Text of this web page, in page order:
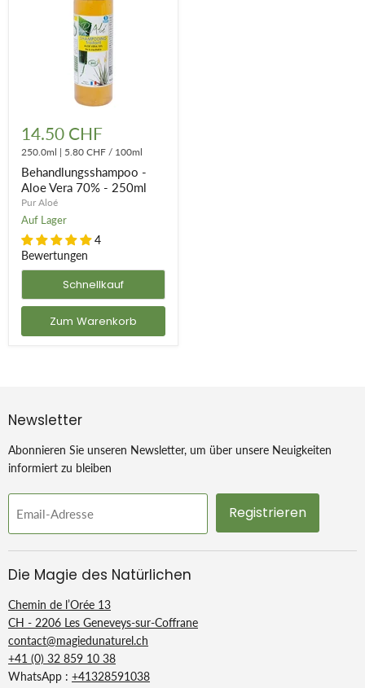
Aloe
Vera
70%
250ml
14.50 CHF
250.0ml | 5.80 CHF / 100ml
Behandlungsshampoo -
Aloe Vera 70% - 250ml
Pur Aloé
Auf Lager
4
Bewertungen
Schnellkauf
Zum Warenkorb
Newsletter
Abonnieren Sie unseren Newsletter, um über unsere Neuigkeiten
informiert zu bleiben
Email-Adresse Registrieren
Die Magie des Natürlichen
Chemin de l’Orée 13
CH - 2206 Les Geneveys-sur-Coffrane
contact@magiedunaturel.ch
+41 (0) 32 859 10 38
WhatsApp : +41328591038